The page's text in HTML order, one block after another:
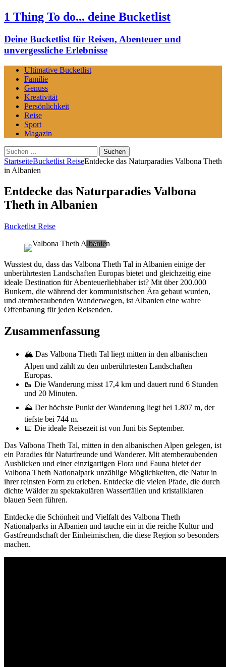
1 Thing To do... deine Bucketlist
Deine Bucketlist für Reisen, Abenteuer und
unvergessliche Erlebnisse
Ultimative Bucketlist
Familie
Genuss
Kreativität
Persönlichkeit
Reise
Sport
Magazin
Suchen
nach:
StartseiteBucketlist ReiseEntdecke das Naturparadies Valbona Theth
in Albanien
Entdecke das Naturparadies Valbona
Theth in Albanien
Bucketlist Reise
Wusstest du, dass das Valbona Theth Tal in Albanien einige der
unberührtesten Landschaften Europas bietet und gleichzeitig eine
ideale Destination für Abenteuerliebhaber ist? Mit über 200.000
Bunkern, die während der kommunistischen Ära gebaut wurden,
und atemberaubenden Wanderwegen, ist Albanien eine wahre
Offenbarung für jeden Reisenden.
Zusammenfassung
🏔️ Das Valbona Theth Tal liegt mitten in den albanischen
Alpen und zählt zu den unberührtesten Landschaften
Europas.
🥾 Die Wanderung misst 17,4 km und dauert rund 6 Stunden
und 20 Minuten.
⛰️ Der höchste Punkt der Wanderung liegt bei 1.807 m, der
tiefste bei 744 m.
📅 Die ideale Reisezeit ist von Juni bis September.
Das Valbona Theth Tal, mitten in den albanischen Alpen gelegen, ist
ein Paradies für Naturfreunde und Wanderer. Mit atemberaubenden
Ausblicken und einer einzigartigen Flora und Fauna bietet der
Valbona Theth Nationalpark unzählige Möglichkeiten, die Natur in
ihrer reinsten Form zu erleben. Entdecke die vielen Pfade, die durch
dichte Wälder zu spektakulären Wasserfällen und kristallklaren
blauen Seen führen.
Entdecke die Schönheit und Vielfalt des Valbona Theth
Nationalparks in Albanien und tauche ein in die reiche Kultur und
Gastfreundschaft der Einheimischen, die diese Region so besonders
machen.